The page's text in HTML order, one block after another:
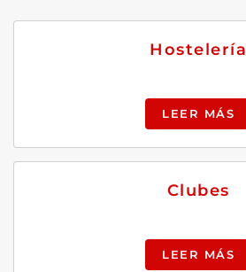
Hostelería
LEER MÁS
Clubes
LEER MÁS